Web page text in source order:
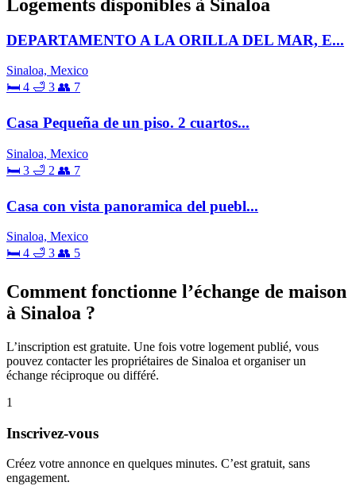
Logements disponibles à Sinaloa
DEPARTAMENTO A LA ORILLA DEL MAR, E...
Sinaloa, Mexico
🛏 4 🛁 3 👥 7
Casa Pequeña de un piso. 2 cuartos...
Sinaloa, Mexico
🛏 3 🛁 2 👥 7
Casa con vista panoramica del puebl...
Sinaloa, Mexico
🛏 4 🛁 3 👥 5
Comment fonctionne l’échange de maison
à Sinaloa ?
L’inscription est gratuite. Une fois votre logement publié, vous
pouvez contacter les propriétaires de Sinaloa et organiser un
échange réciproque ou différé.
1
Inscrivez-vous
Créez votre annonce en quelques minutes. C’est gratuit, sans
engagement.